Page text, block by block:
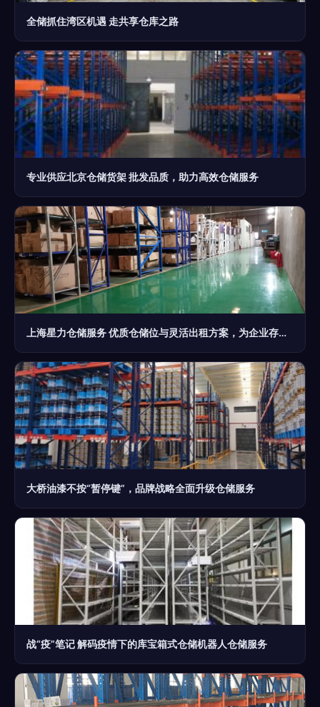
全储抓住湾区机遇 走共享仓库之路
专业供应北京仓储货架 批发品质，助力高效仓储服务
上海星力仓储服务 优质仓储位与灵活出租方案，为企业存储保驾护航
大桥油漆不按“暂停键”，品牌战略全面升级仓储服务
战“疫”笔记 解码疫情下的库宝箱式仓储机器人仓储服务